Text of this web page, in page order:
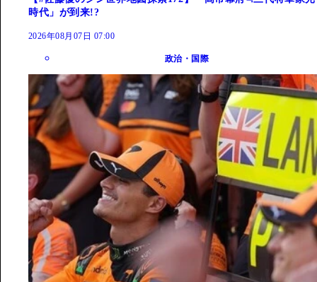
時代」が到来!?
2026年08月07日 07:00
政治・国際